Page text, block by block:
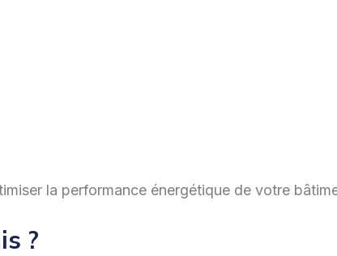
la performance énergétique de votre
?